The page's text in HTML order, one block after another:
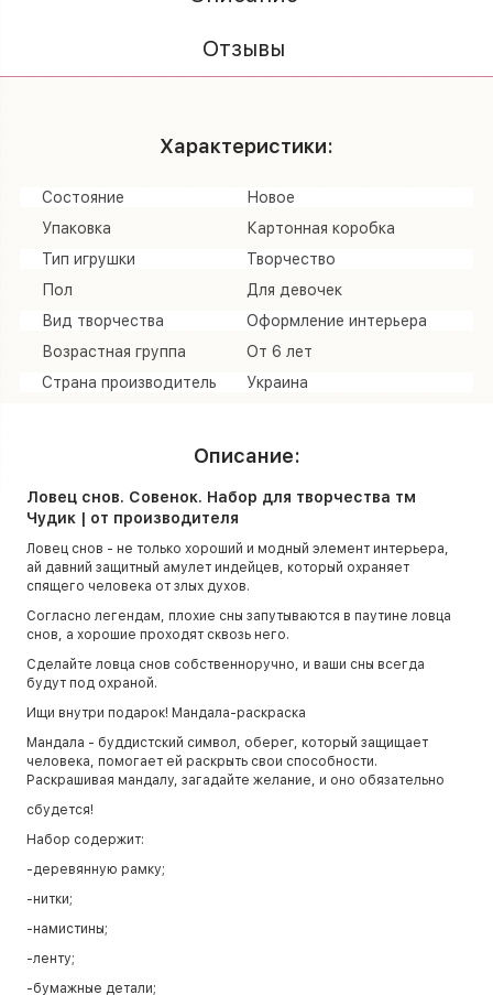
Отзывы
Характеристики:
Состояние
Новое
Упаковка
Картонная коробка
Тип игрушки
Творчество
Пол
Для девочек
Вид творчества
Оформление интерьера
Возрастная группа
От 6 лет
Страна производитель
Украина
Описание:
Ловец снов. Совенок. Набор для творчества тм
Чудик | от производителя
Ловец снов - не только хороший и модный элемент интерьера,
ай давний защитный амулет индейцев, который охраняет
спящего человека от злых духов.
Согласно легендам, плохие сны запутываются в паутине ловца
снов, а хорошие проходят сквозь него.
Сделайте ловца снов собственноручно, и ваши сны всегда
будут под охраной.
Ищи внутри подарок! Мандала-раскраска
Мандала - буддистский символ, оберег, который защищает
человека, помогает ей раскрыть свои способности.
Раскрашивая мандалу, загадайте желание, и оно обязательно
сбудется!
Набор содержит:
-деревянную рамку;
-нитки;
-намистины;
-ленту;
-бумажные детали;